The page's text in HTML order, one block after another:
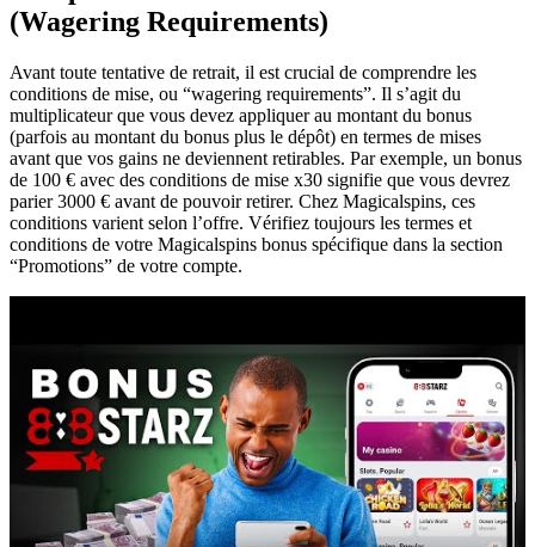
(Wagering Requirements)
Avant toute tentative de retrait, il est crucial de comprendre les
conditions de mise, ou “wagering requirements”. Il s’agit du
multiplicateur que vous devez appliquer au montant du bonus
(parfois au montant du bonus plus le dépôt) en termes de mises
avant que vos gains ne deviennent retirables. Par exemple, un bonus
de 100 € avec des conditions de mise x30 signifie que vous devrez
parier 3000 € avant de pouvoir retirer. Chez Magicalspins, ces
conditions varient selon l’offre. Vérifiez toujours les termes et
conditions de votre Magicalspins bonus spécifique dans la section
“Promotions” de votre compte.